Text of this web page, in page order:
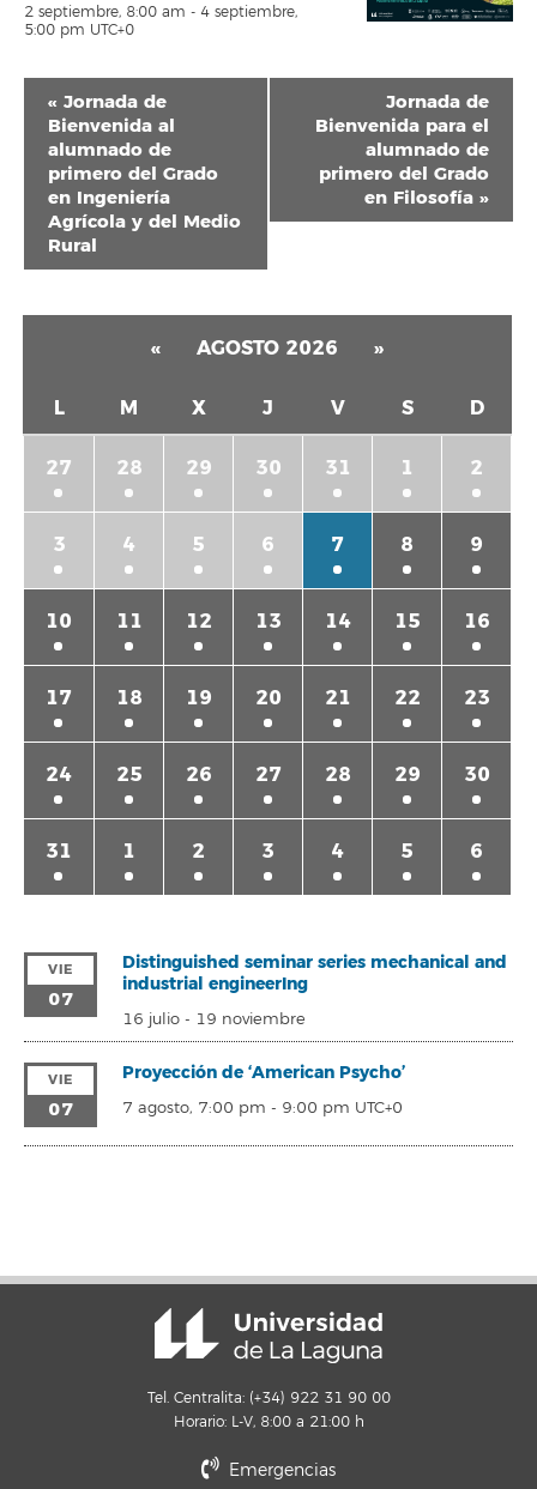
2 septiembre, 8:00 am - 4 septiembre,
5:00 pm UTC+0
Navegación
del
Evento
« Jornada de
Bienvenida al
alumnado de
primero del Grado
en Ingeniería
Agrícola y del Medio
Rural
Jornada de
Bienvenida para el
alumnado de
primero del Grado
en Filosofía »
« AGOSTO 2026 »
L M X J V S D
27 28 29 30 31 1 2
3 4 5 6 7 8 9
10 11 12 13 14 15 16
17 18 19 20 21 22 23
24 25 26 27 28 29 30
31 1 2 3 4 5 6
VIE
07
Distinguished seminar series mechanical and
industrial engineerIng
16 julio- 19 noviembre
VIE
07
Proyección de ‘American Psycho’
7 agosto, 7:00 pm - 9:00 pm UTC+0
Tel. Centralita: (+34) 922 31 90 00
Horario: L-V, 8:00 a 21:00 h
Emergencias